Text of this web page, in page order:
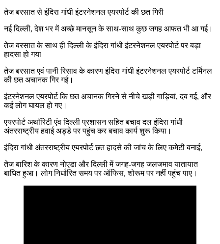
तेज बरसात से इंदिरा गांधी इंटरनेशनल एयरपोर्ट की छत गिरी
नई दिल्ली, देश भर में अच्छे मानसून के साथ-साथ कुछ जगह आफत भी आ गई।
तेज बरसात के साथ ही दिल्ली के इंदिरा गांधी इंटरनेशनल एयरपोर्ट पर बड़ा
हादसा हो गया
तेज बरसात एवं पानी रिसाव के कारण इंदिरा गांधी इंटरनेशनल एयरपोर्ट टर्मिनल
की छत अचानक गिर गई।
इंटरनेशनल एयरपोर्ट कि छत अचानक गिरने से नीचे खड़ी गाड़ियां, दब गई, और
कई लोग घायल हो गए।
एयरपोर्ट अथॉरिटी एंव दिल्ली प्रशासन सहित बचाव दल इंदिरा गांधी
अंतरराष्ट्रीय हवाई अड्डे पर पहुंच कर बचाव कार्य शुरू किया।
इंदिरा गांधी अंतरराष्ट्रीय एयरपोर्ट छत हादसे की जांच के लिए कमेटी बनाई,
तेज बारिश के कारण नोएडा और दिल्ली में जगह-जगह जलजमाव यातायात
बाधित हुआ। लोग निर्धारित समय पर ऑफिस, शोरूम पर नहीं पहुंच पाए।